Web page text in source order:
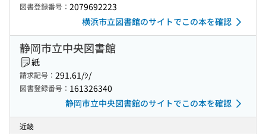
図書登録番号： 2079692223
横浜市立図書館のサイトでこの本を確認
静岡市立中央図書館
紙
請求記号： 291.61/ｼ/
図書登録番号： 161326340
静岡市立中央図書館のサイトでこの本を確認
近畿